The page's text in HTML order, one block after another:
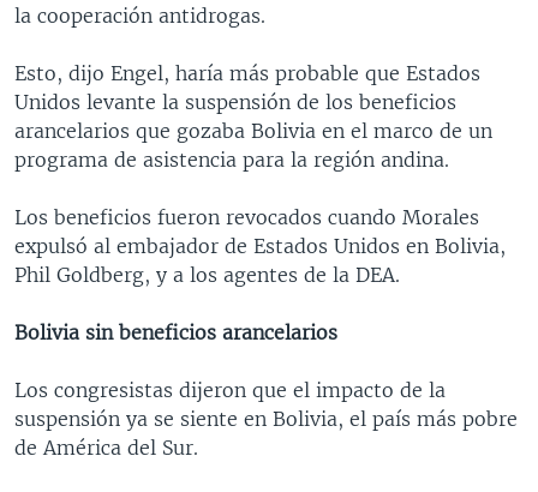
la cooperación antidrogas.
Esto, dijo Engel, haría más probable que Estados
Unidos levante la suspensión de los beneficios
arancelarios que gozaba Bolivia en el marco de un
programa de asistencia para la región andina.
Los beneficios fueron revocados cuando Morales
expulsó al embajador de Estados Unidos en Bolivia,
Phil Goldberg, y a los agentes de la DEA.
Bolivia sin beneficios arancelarios
Los congresistas dijeron que el impacto de la
suspensión ya se siente en Bolivia, el país más pobre
de América del Sur.